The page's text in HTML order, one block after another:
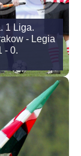
1 Liga.
- Legia
- 0.